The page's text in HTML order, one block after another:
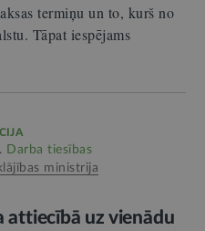
termiņu un to, kurš no
Tāpat iespējams
Darba tiesības
ministrija
attiecībā uz vienādu